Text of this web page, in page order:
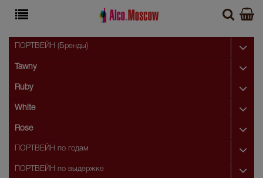
ПОРТВЕЙН (Бренды)
Tawny
Ruby
White
Rose
ПОРТВЕЙН по годам
ПОРТВЕЙН по выдержке